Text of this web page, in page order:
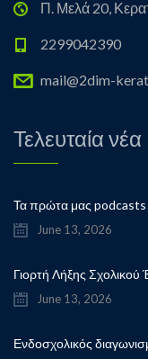
Π. Μελά 20,
2299042390
mail@2dim-
Τελευταία νέα
June 13, 2026
June 13, 2026